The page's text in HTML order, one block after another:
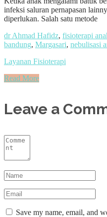
infeksi saluran pernapasan
diperlukan. Salah satu metode
dr Ahmad Hafidz, fisioterapi
bandung, Margasari, nebulisasi
Layanan Fisioterapi
Read More
Leave a
Save my name, email, and